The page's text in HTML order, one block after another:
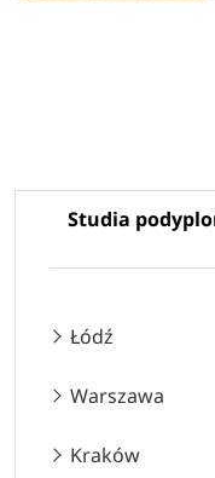
Studia
Łódź
Warszawa
Kraków